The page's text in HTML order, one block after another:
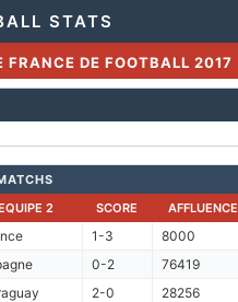
STATS
FRANCE DE FOOTBALL 2017
2 SCORE AFFLUENCE
1-3 8000
0-2 76419
2-0 28256